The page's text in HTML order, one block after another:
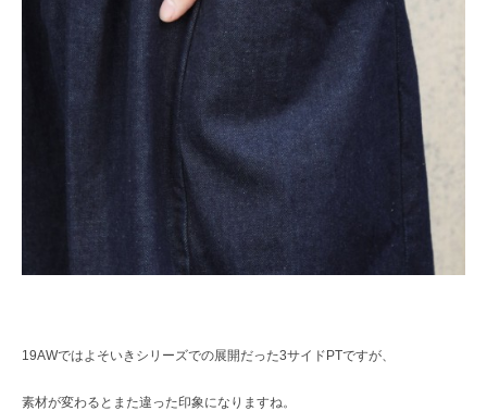
19AWではよそいきシリーズでの展開だった3サイドPTですが、
素材が変わるとまた違った印象になりますね。